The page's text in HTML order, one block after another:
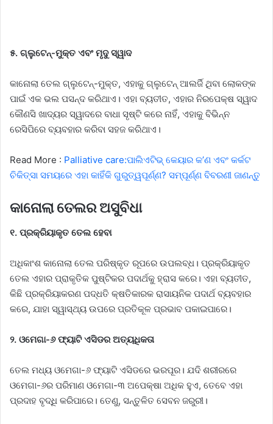
୫. ଗ୍ଲୁଟେନ୍-ମୁକ୍ତ ଏବଂ ମୃଦୁ ସ୍ୱାଦ
କାନୋଲା ତେଲ ଗ୍ଲୁଟେନ୍-ମୁକ୍ତ, ଏହାକୁ ଗ୍ଲୁଟେନ୍ ଆଲର୍ଜି ଥିବା ଲୋକଙ୍କ
ପାଇଁ ଏକ ଭଲ ପସନ୍ଦ କରିଥାଏ। ଏହା ବ୍ୟତୀତ, ଏହାର ନିରପେକ୍ଷ ସ୍ୱାଦ
କୌଣସି ଖାଦ୍ୟର ସ୍ୱାଦରେ ବାଧା ସୃଷ୍ଟି କରେ ନାହିଁ, ଏହାକୁ ବିଭିନ୍ନ
ରେସିପିରେ ବ୍ୟବହାର କରିବା ସହଜ କରିଥାଏ।
Read More : Palliative care:ପାଲିଏଟିଭ୍ କେୟାର କ’ଣ ଏବଂ କର୍କଟ
ଚିକିତ୍ସା ସମୟରେ ଏହା କାହିଁକି ଗୁରୁତ୍ୱପୂର୍ଣ୍ଣ? ସମ୍ପୂର୍ଣ୍ଣ ବିବରଣୀ ଜାଣନ୍ତୁ
କାନୋଲା ତେଲର ଅସୁବିଧା
୧. ପ୍ରକ୍ରିୟାକୃତ ତେଲ ହେବା
ଅଧିକାଂଶ କାନୋଲା ତେଲ ପରିଷ୍କୃତ ରୂପରେ ଉପଲବ୍ଧ। ପ୍ରକ୍ରିୟାକୃତ
ତେଲ ଏହାର ପ୍ରାକୃତିକ ପୁଷ୍ଟିକର ପଦାର୍ଥକୁ ହ୍ରାସ କରେ। ଏହା ବ୍ୟତୀତ,
କିଛି ପ୍ରକ୍ରିୟାକରଣ ପଦ୍ଧତି କ୍ଷତିକାରକ ରାସାୟନିକ ପଦାର୍ଥ ବ୍ୟବହାର
କରେ, ଯାହା ସ୍ୱାସ୍ଥ୍ୟ ଉପରେ ପ୍ରତିକୂଳ ପ୍ରଭାବ ପକାଇପାରେ।
୨. ଓମେଗା-୬ ଫ୍ୟାଟି ଏସିଡର ଅତ୍ୟଧିକତା
ତେଲ ମଧ୍ୟ ଓମେଗା-୬ ଫ୍ୟାଟି ଏସିଡରେ ଭରପୂର। ଯଦି ଶରୀରରେ
ଓମେଗା-୬ର ପରିମାଣ ଓମେଗା-୩ ଅପେକ୍ଷା ଅଧିକ ହୁଏ, ତେବେ ଏହା
ପ୍ରଦାହ ବୃଦ୍ଧି କରିପାରେ। ତେଣୁ, ସନ୍ତୁଳିତ ସେବନ ଜରୁରୀ।